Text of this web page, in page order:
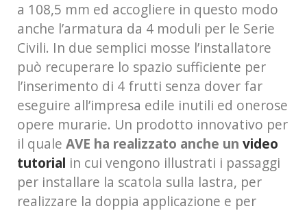
a 108,5 mm ed accogliere in questo modo
anche l’armatura da 4 moduli per le Serie
Civili. In due semplici mosse l’installatore
può recuperare lo spazio sufficiente per
l’inserimento di 4 frutti senza dover far
eseguire all’impresa edile inutili ed onerose
opere murarie. Un prodotto innovativo per
il quale AVE ha realizzato anche un video
tutorial in cui vengono illustrati i passaggi
per installare la scatola sulla lastra, per
realizzare la doppia applicazione e per